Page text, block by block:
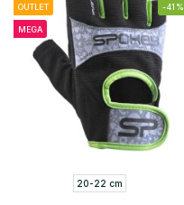
OUTLET
MEGA
-41%
20-22 cm